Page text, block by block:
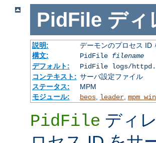
PidFile ディ
説明:
デーモンのプロセス ID
構文:
PidFile filename
デフォルト:
PidFile logs/
コンテキスト: サーバ設定ファイル
ステータス:
MPM
モジュール:
beos, leader,
PidFile ディ